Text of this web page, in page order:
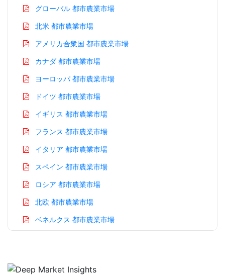
グローバル 都市農業市場
北米 都市農業市場
アメリカ合衆国 都市農業市場
カナダ 都市農業市場
ヨーロッパ 都市農業市場
ドイツ 都市農業市場
イギリス 都市農業市場
フランス 都市農業市場
イタリア 都市農業市場
スペイン 都市農業市場
ロシア 都市農業市場
北欧 都市農業市場
ベネルクス 都市農業市場
インド 都市農業市場